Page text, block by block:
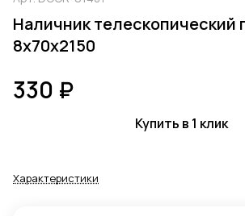
Наличник телескопический
8х70х2150
330 ₽
Купить в 1 клик
Характеристики